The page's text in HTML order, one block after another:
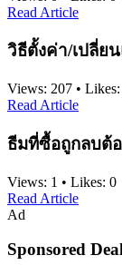
Read Article
วิธีตั้งค่า/เปลี่ย
Views: 207 • Likes:
Read Article
ธีมที่ซื้อถูกลบต้
Views: 1 • Likes: 0
Read Article
Ad
Sponsored